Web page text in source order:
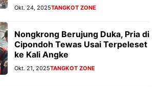
Okt. 24, 2025TANGKOT ZONE
Nongkrong Berujung Duka, Pria di
Cipondoh Tewas Usai Terpeleset
ke Kali Angke
Okt. 21, 2025TANGKOT ZONE